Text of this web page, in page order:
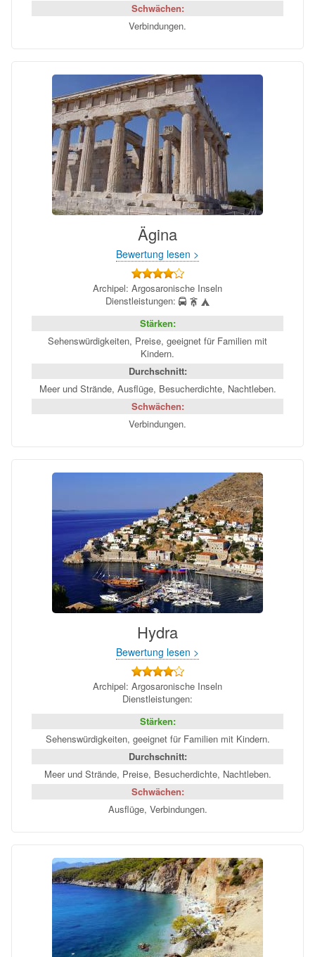
Schwächen:
Verbindungen.
Ägina
Bewertung lesen >
Archipel: Argosaronische Inseln
Dienstleistungen:
Stärken:
Sehenswürdigkeiten, Preise, geeignet für Familien mit
Kindern.
Durchschnitt:
Meer und Strände, Ausflüge, Besucherdichte, Nachtleben.
Schwächen:
Verbindungen.
Hydra
Bewertung lesen >
Archipel: Argosaronische Inseln
Dienstleistungen:
Stärken:
Sehenswürdigkeiten, geeignet für Familien mit Kindern.
Durchschnitt:
Meer und Strände, Preise, Besucherdichte, Nachtleben.
Schwächen:
Ausflüge, Verbindungen.